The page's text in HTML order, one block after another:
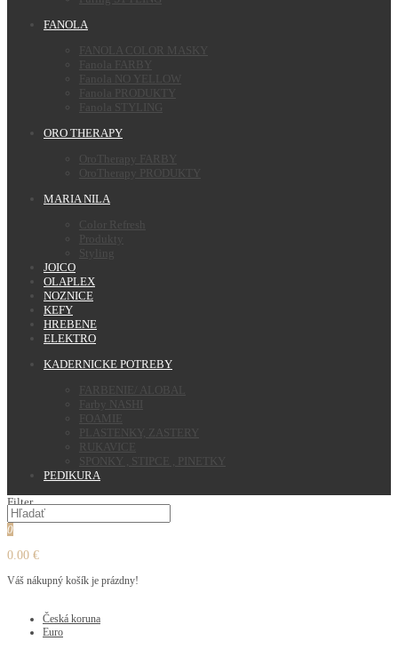
FANOLA
FANOLA COLOR MASKY
Fanola FARBY
Fanola NO YELLOW
Fanola PRODUKTY
Fanola STYLING
ORO THERAPY
OroTherapy FARBY
OroTherapy PRODUKTY
MARIA NILA
Color Refresh
Produkty
Styling
JOICO
OLAPLEX
NOZNICE
KEFY
HREBENE
ELEKTRO
KADERNICKE POTREBY
FARBENIE/ ALOBAL
Farby NASHI
FOAMIE
PLASTENKY, ZASTERY
RUKAVICE
SPONKY , STIPCE , PINETKY
PEDIKURA
Filter
0
0.00 €
Váš nákupný košík je prázdny!
Česká koruna
Euro